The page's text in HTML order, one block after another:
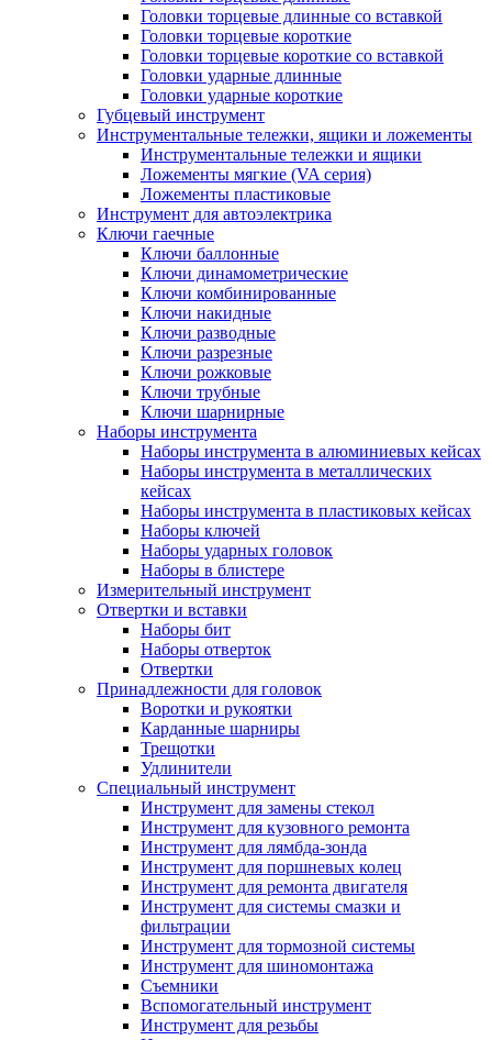
Головки торцевые длинные со вставкой
Головки торцевые короткие
Головки торцевые короткие со вставкой
Головки ударные длинные
Головки ударные короткие
Губцевый инструмент
Инструментальные тележки, ящики и ложементы
Инструментальные тележки и ящики
Ложементы мягкие (VA серия)
Ложементы пластиковые
Инструмент для автоэлектрика
Ключи гаечные
Ключи баллонные
Ключи динамометрические
Ключи комбинированные
Ключи накидные
Ключи разводные
Ключи разрезные
Ключи рожковые
Ключи трубные
Ключи шарнирные
Наборы инструмента
Наборы инструмента в алюминиевых кейсах
Наборы инструмента в металлических
кейсах
Наборы инструмента в пластиковых кейсах
Наборы ключей
Наборы ударных головок
Наборы в блистере
Измерительный инструмент
Отвертки и вставки
Наборы бит
Наборы отверток
Отвертки
Принадлежности для головок
Воротки и рукоятки
Карданные шарниры
Трещотки
Удлинители
Специальный инструмент
Инструмент для замены стекол
Инструмент для кузовного ремонта
Инструмент для лямбда-зонда
Инструмент для поршневых колец
Инструмент для ремонта двигателя
Инструмент для системы смазки и
фильтрации
Инструмент для тормозной системы
Инструмент для шиномонтажа
Съемники
Вспомогательный инструмент
Инструмент для резьбы